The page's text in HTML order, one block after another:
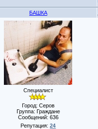
БАШКА
Специалист
Город: Серов
Группа: Граждане
Сообщений: 636
Репутация:24